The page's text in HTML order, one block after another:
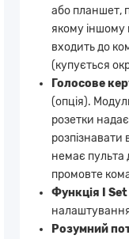
або планшет,
якому іншому
входить до
(купується
Голосове
(опція).
розетки
розпізнавати
немає пульта
промовте
Функція I Set
Розумний